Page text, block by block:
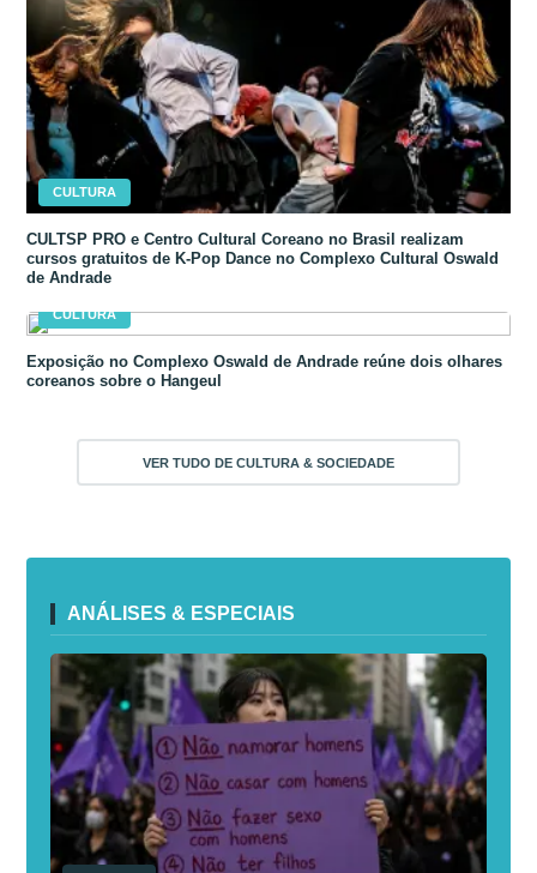
CULTURA
CULTSP PRO e Centro Cultural Coreano no Brasil realizam
cursos gratuitos de K-Pop Dance no Complexo Cultural Oswald
de Andrade
CULTURA
Exposição no Complexo Oswald de Andrade reúne dois olhares
coreanos sobre o Hangeul
VER TUDO DE CULTURA & SOCIEDADE
ANÁLISES & ESPECIAIS